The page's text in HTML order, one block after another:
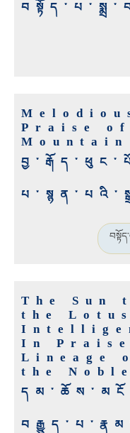
Praise
Mountain
The Sun
the
In
Lineage
the